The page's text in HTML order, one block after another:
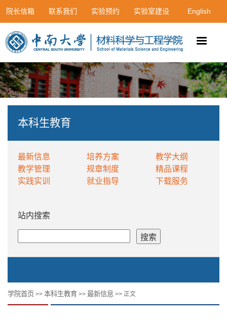
院长信箱 联系我们 实验预约 实验室建设 English
本科生教育
最新信息 培养方案
教学大纲
教学管理
规章制度
精品课程
实践实训
就业指导 下载服务
站内搜索
学院首页 >> 本科生教育 >> 最新信息 >> 正文